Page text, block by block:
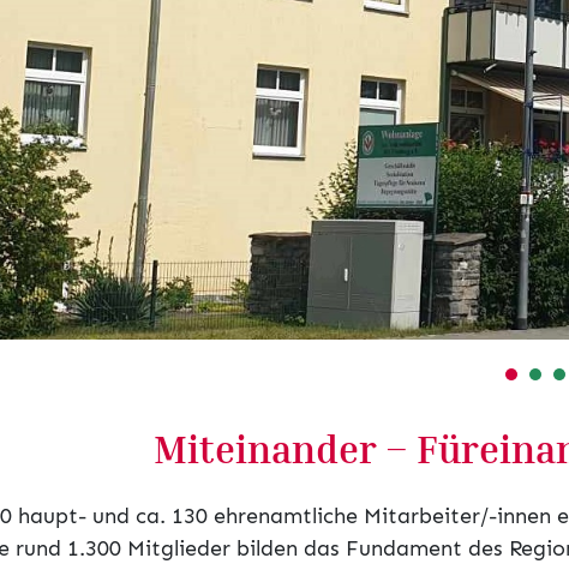
Miteinander –
haupt- und ca. 130 ehrenamtliche Mitarbeiter/-innen
rund 1.300 Mitglieder bilden das Fundament des